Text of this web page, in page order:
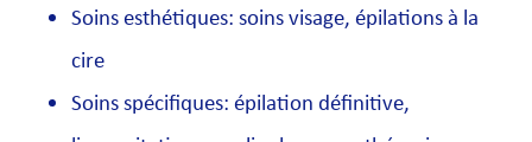
Soins esthétiques: soins visage, épilations à la
cire
Soins spécifiques: épilation définitive,